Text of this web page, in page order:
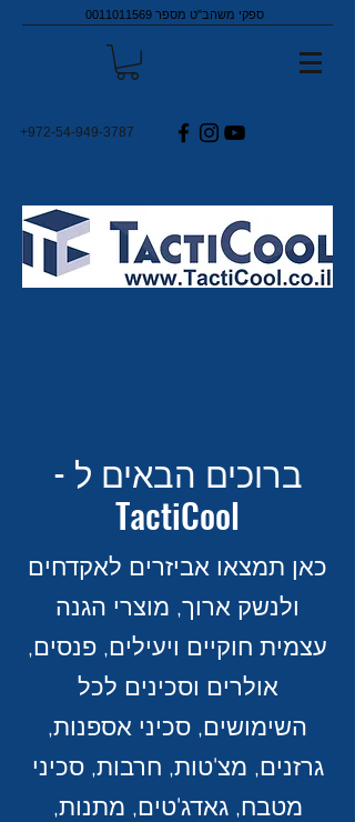
0011011569 ספקי משהב"ט מספר
+972-54-949-3787
ברוכים הבאים ל -
TactiCool
כאן תמצאו אביזרים לאקדחים
ולנשק ארוך, מוצרי הגנה
עצמית חוקיים ויעילים, פנסים,
אולרים וסכינים לכל
השימושים, סכיני אספנות,
גרזנים, מצ'טות, חרבות, סכיני
מטבח, גאדג'טים, מתנות,